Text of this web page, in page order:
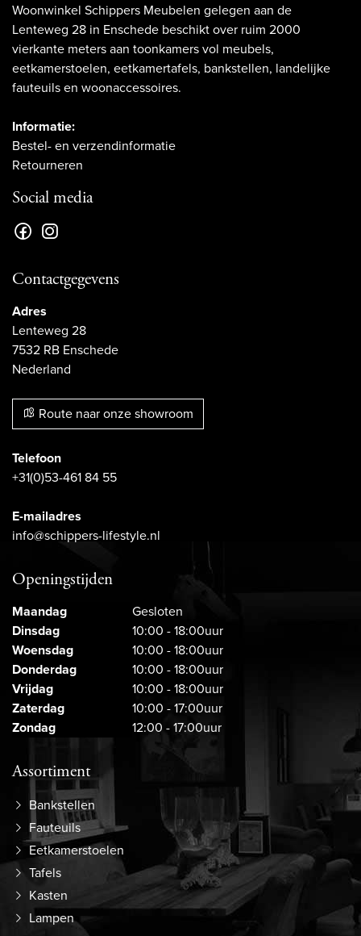
Woonwinkel Schippers Meubelen gelegen aan de
Lenteweg 28 in Enschede beschikt over ruim 2000
vierkante meters aan toonkamers vol meubels,
eetkamerstoelen, eetkamertafels, bankstellen, landelijke
fauteuils en woonaccessoires.
Informatie:
Bestel- en verzendinformatie
Retourneren
Social media
Contactgegevens
Adres
Lenteweg 28
7532 RB Enschede
Nederland
Route naar onze showroom
Telefoon
+31(0)53-461 84 55
E-mailadres
info@schippers-lifestyle.nl
Openingstijden
Maandag
Gesloten
Dinsdag
10:00 - 18:00uur
Woensdag
10:00 - 18:00uur
Donderdag
10:00 - 18:00uur
Vrijdag
10:00 - 18:00uur
Zaterdag
10:00 - 17:00uur
Zondag
12:00 - 17:00uur
Assortiment
Bankstellen
Fauteuils
Eetkamerstoelen
Tafels
Kasten
Lampen